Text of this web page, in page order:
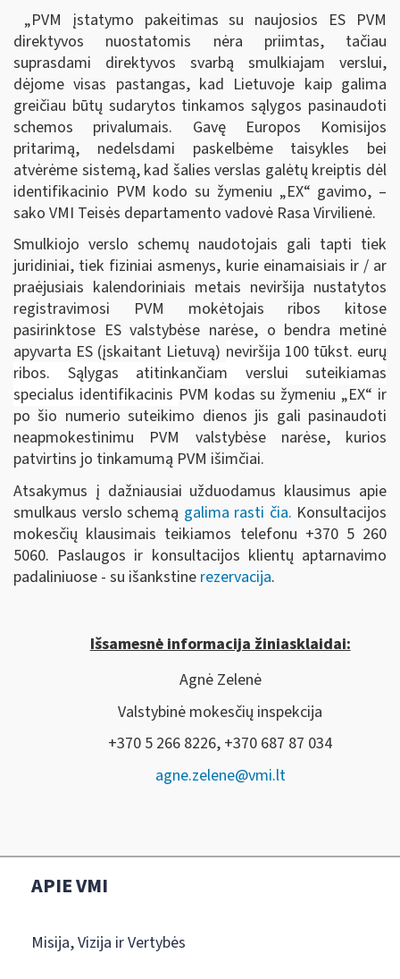
„PVM įstatymo pakeitimas su naujosios ES PVM
direktyvos nuostatomis nėra priimtas, tačiau
suprasdami direktyvos svarbą smulkiajam verslui,
dėjome visas pastangas, kad Lietuvoje kaip galima
greičiau būtų sudarytos tinkamos sąlygos pasinaudoti
schemos privalumais. Gavę Europos Komisijos
pritarimą, nedelsdami paskelbėme taisykles bei
atvėrėme sistemą, kad šalies verslas galėtų kreiptis dėl
identifikacinio PVM kodo su žymeniu „EX“ gavimo, –
sako VMI Teisės departamento vadovė Rasa Virvilienė.
Smulkiojo verslo schemų naudotojais gali tapti tiek
juridiniai, tiek fiziniai asmenys, kurie einamaisiais ir / ar
praėjusiais kalendoriniais metais neviršija nustatytos
registravimosi PVM mokėtojais ribos kitose
pasirinktose ES valstybėse narėse, o bendra metinė
apyvarta ES (įskaitant Lietuvą) neviršija 100 tūkst. eurų
ribos. Sąlygas atitinkančiam verslui suteikiamas
specialus identifikacinis PVM kodas su žymeniu „EX“ ir
po šio numerio suteikimo dienos jis gali pasinaudoti
neapmokestinimu PVM valstybėse narėse, kurios
patvirtins jo tinkamumą PVM išimčiai.
Atsakymus į dažniausiai užduodamus klausimus apie
smulkaus verslo schemą galima rasti čia. Konsultacijos
mokesčių klausimais teikiamos telefonu +370 5 260
5060. Paslaugos ir konsultacijos klientų aptarnavimo
padaliniuose - su išankstine rezervacija.
Išsamesnė informacija žiniasklaidai:
Agnė Zelenė
Valstybinė mokesčių inspekcija
+370 5 266 8226, +370 687 87 034
agne.zelene@vmi.lt
APIE VMI
Misija, Vizija ir Vertybės